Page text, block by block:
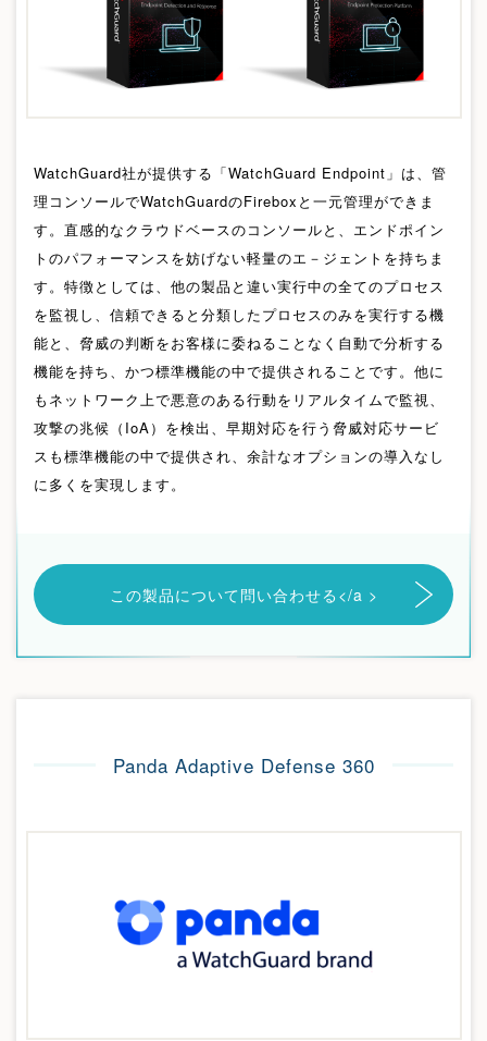
WatchGuard社が提供する「WatchGuard Endpoint」は、管
理コンソールでWatchGuardのFireboxと一元管理ができま
す。直感的なクラウドベースのコンソールと、エンドポイン
トのパフォーマンスを妨げない軽量のエ－ジェントを持ちま
す。特徴としては、他の製品と違い実行中の全てのプロセス
を監視し、信頼できると分類したプロセスのみを実行する機
能と、脅威の判断をお客様に委ねることなく自動で分析する
機能を持ち、かつ標準機能の中で提供されることです。他に
もネットワーク上で悪意のある行動をリアルタイムで監視、
攻撃の兆候（IoA）を検出、早期対応を行う脅威対応サービ
スも標準機能の中で提供され、余計なオプションの導入なし
に多くを実現します。
この製品について問い合わせる </a >
Panda Adaptive Defense 360